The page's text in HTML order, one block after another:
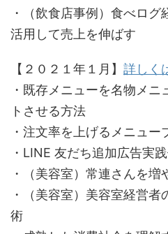
・（飲食店事例）食べログ
活用して売上を伸ばす
【２０２１年１月】 詳しく
・既存メニューを名物メニ
トさせる方法
・注文率を上げるメニュー
・LINE 友だち追加広告実践
・（美容室）常連さんを増
・（美容室）美容室経営
術